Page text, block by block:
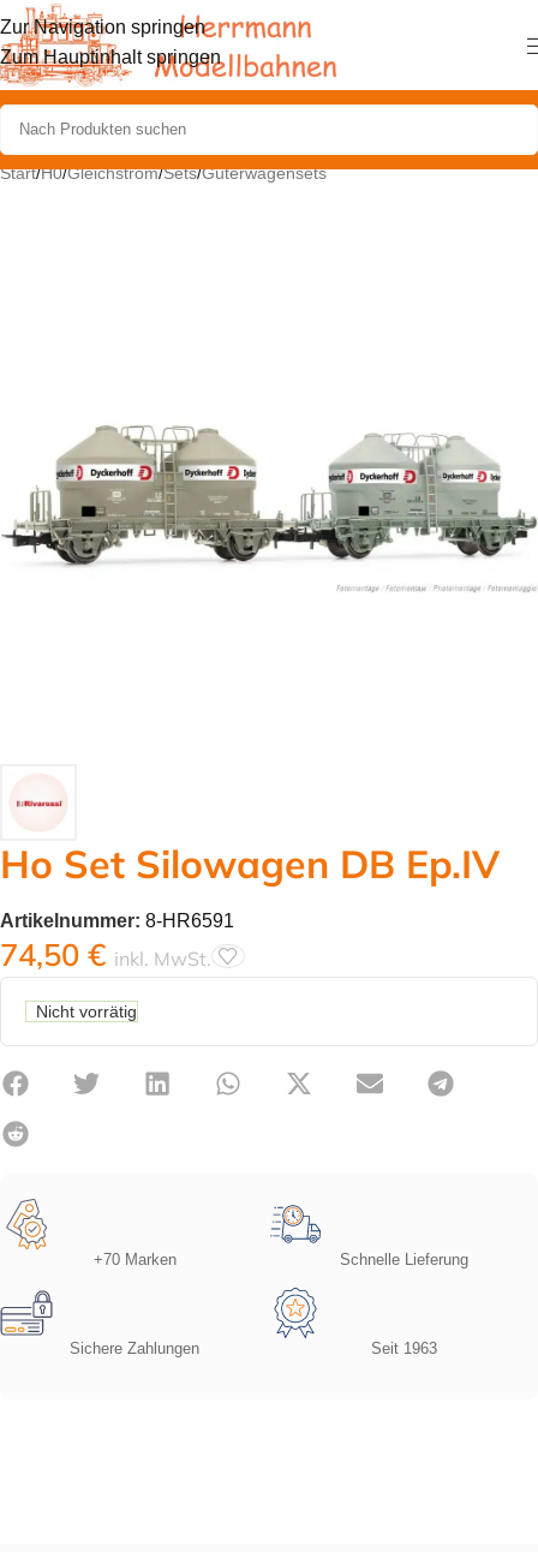
Zur Navigation springen
Zum Hauptinhalt springen
Start/H0/Gleichstrom/Sets/Güterwagensets
Ho Set Silowagen DB Ep.IV
Artikelnummer: 8-HR6591
74,50 € inkl. MwSt.
Nicht vorrätig
+70 Marken Schnelle Lieferung
Sichere Zahlungen Seit 1963